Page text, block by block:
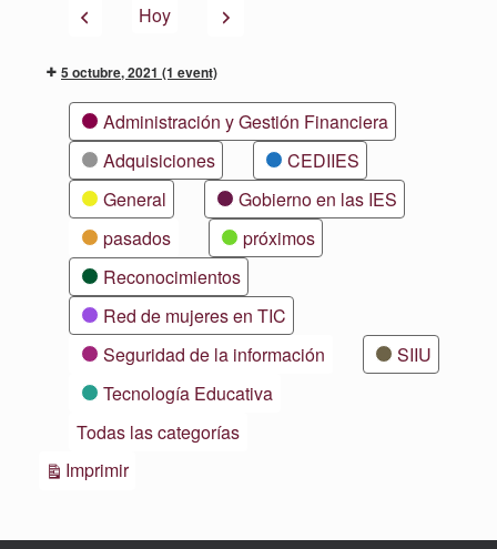
AnteriorHoy Siguiente
5 octubre, 2021 (1 event)
CategoríasAdministración y Gestión Financiera
Adquisiciones
CEDIIES
General
Gobierno en las IES
pasados
próximos
Reconocimientos
Red de mujeres en TIC
Seguridad de la información
SIIU
Tecnología Educativa
Todas las categorías
ImprimirVistas